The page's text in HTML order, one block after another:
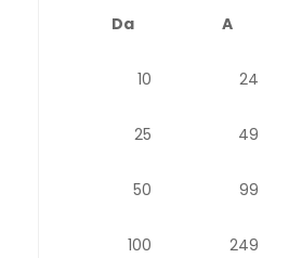
Da A
10 24
25 49
50 99
100 249